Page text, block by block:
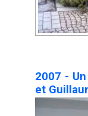
2007 -
et